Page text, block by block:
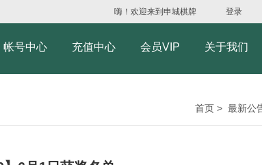
嗨！欢迎来到申城棋牌 登录
帐号中心 充值中心 会员VIP 关于我们
首页 > 最新公